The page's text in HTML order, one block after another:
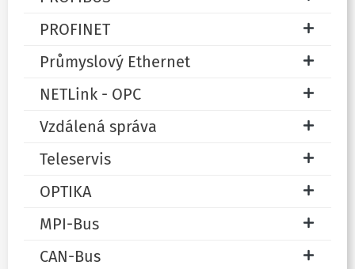
PROFINET
Průmyslový Ethernet
NETLink - OPC
Vzdálená správa
Teleservis
OPTIKA
MPI-Bus
CAN-Bus